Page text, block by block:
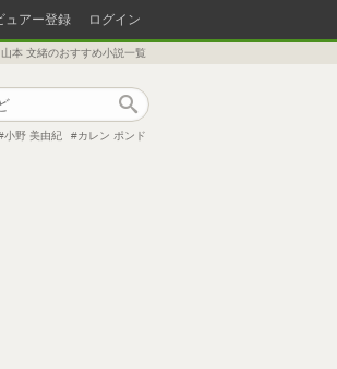
ュアー登録 ログイン
山本 文緒のおすすめ小説一覧
小野 美由紀 カレン ポンド